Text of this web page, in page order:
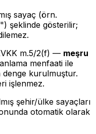
sayaç (örn.
şeklinde gösterilir;
m.5/2(f) — meşru
menfaati ile
denge kurulmuştur.
işlenmez.
şehir/ülke sayaçları
otomatik olarak